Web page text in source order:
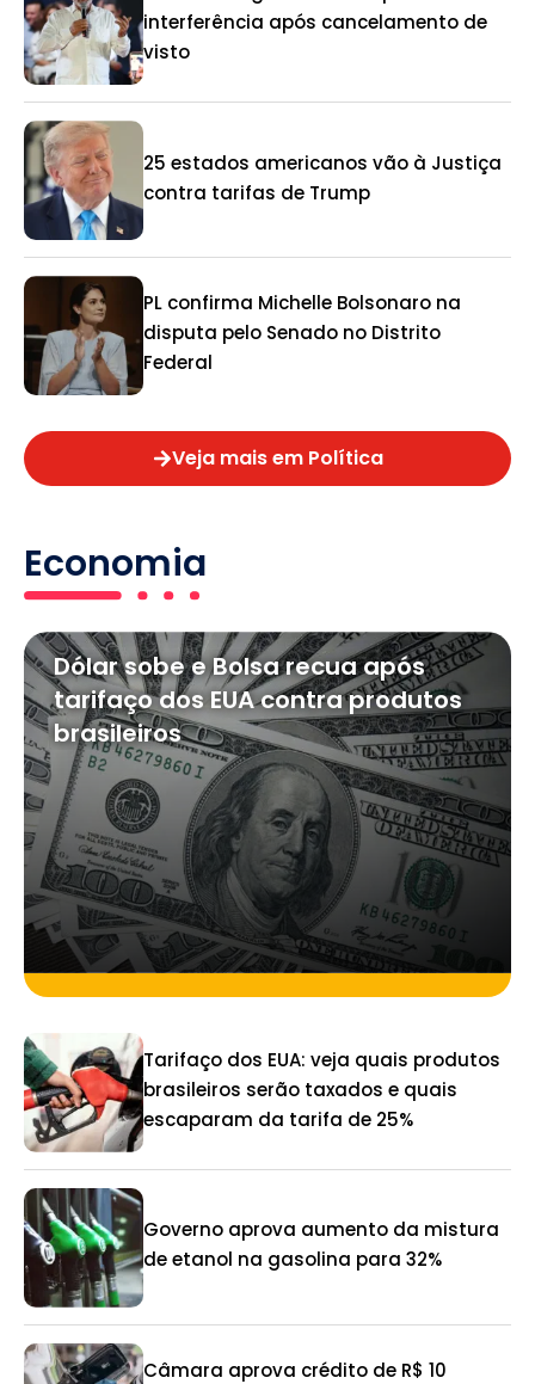
interferência após cancelamento de
visto
25 estados americanos vão à Justiça
contra tarifas de Trump
PL confirma Michelle Bolsonaro na
disputa pelo Senado no Distrito
Federal
Veja mais em Política
Economia
Dólar sobe e Bolsa recua após
tarifaço dos EUA contra produtos
brasileiros
Tarifaço dos EUA: veja quais produtos
brasileiros serão taxados e quais
escaparam da tarifa de 25%
Governo aprova aumento da mistura
de etanol na gasolina para 32%
Câmara aprova crédito de R$ 10